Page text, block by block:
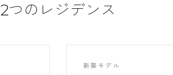
2つのレジデンス
新築モデル